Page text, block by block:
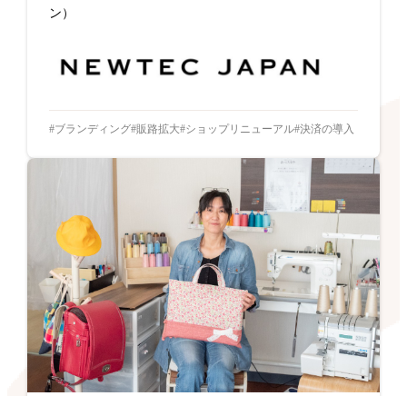
ン）
ブランディング 販路拡大 ショップリニューアル 決済の導入